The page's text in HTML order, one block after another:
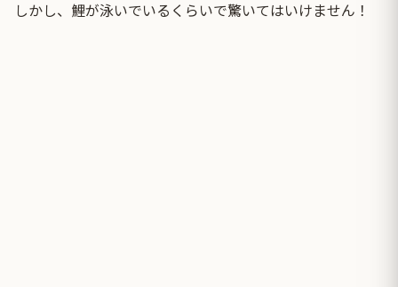
しかし、鯉が泳いでいるくらいで驚いてはいけません！